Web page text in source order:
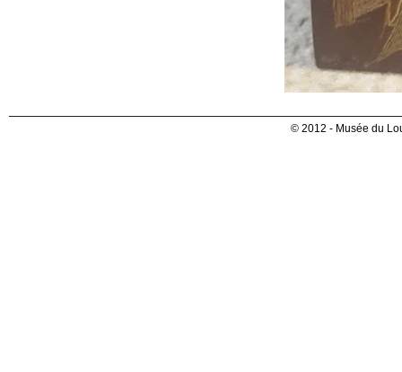
© 2012 - Musée du